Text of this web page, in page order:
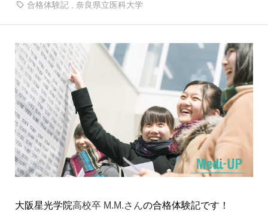
合格体験記 奈良県立医科大学
大阪星光学院高校卒 M.M.さんの合格体験記です！